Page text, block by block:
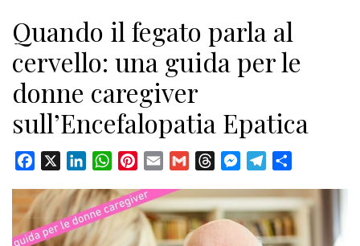
Pink Society
Quando il fegato parla al
cervello: una guida per le
donne caregiver
sull’Encefalopatia Epatica
Facebook LinkedInWhatsAppPinterest
Email Gmail ThreadsMessenger
Telegram